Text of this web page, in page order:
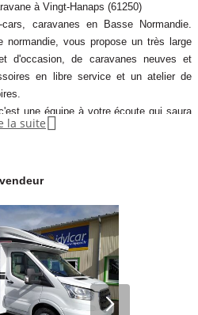
à Vingt-Hanaps (61250)
cars, caravanes en Basse Normandie.
normandie, vous propose un très large
d'occasion, de caravanes neuves et
en libre service et un atelier de
une équipe à votre écoute qui saura
Alençon-Chevalier Loisirs 61.
la suite 